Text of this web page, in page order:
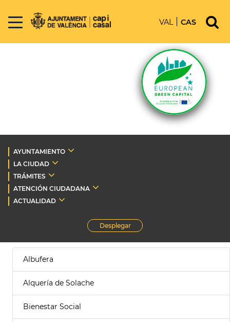
VAL CAS
AYUNTAMIENTO
LA CIUDAD
TRÁMITES
ATENCIÓN CIUDADANA
ACTUALIDAD
Desplegar
Albufera
Alquería de Solache
Bienestar Social